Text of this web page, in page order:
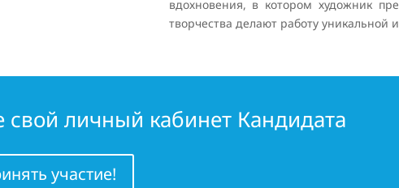
вдохновения, в котором художник
творчества делают работу
свой личный кабинет Кандидата
участие!